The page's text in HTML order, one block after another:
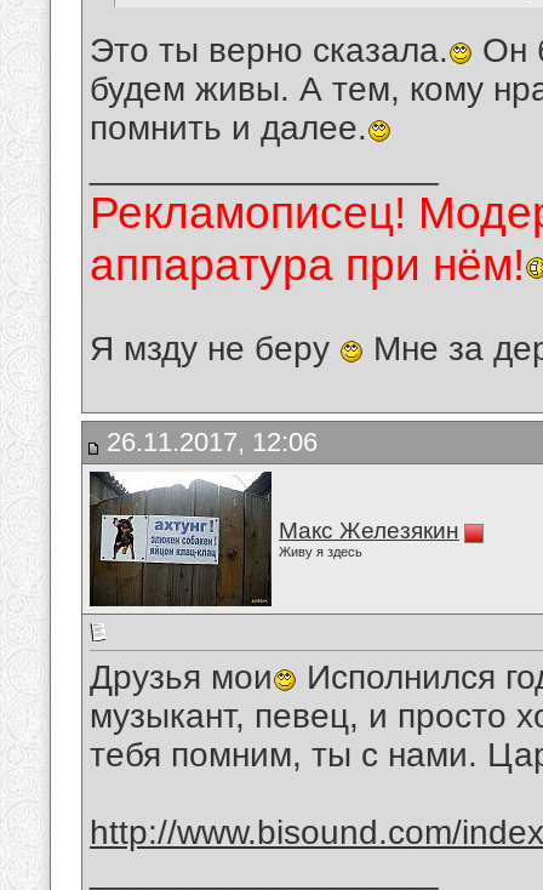
Это ты верно сказала.
Он
будем живы. А тем, кому
помнить и далее.
Рекламописец!
аппаратура при нём!
Я мзду не беру Мне за
26.11.2017, 12:06
Макс Железякин
Живу я здесь
Друзья мои
Исполнился
музыкант, певец, и просто
тебя помним, ты с нами.
http://www.bisound.com/